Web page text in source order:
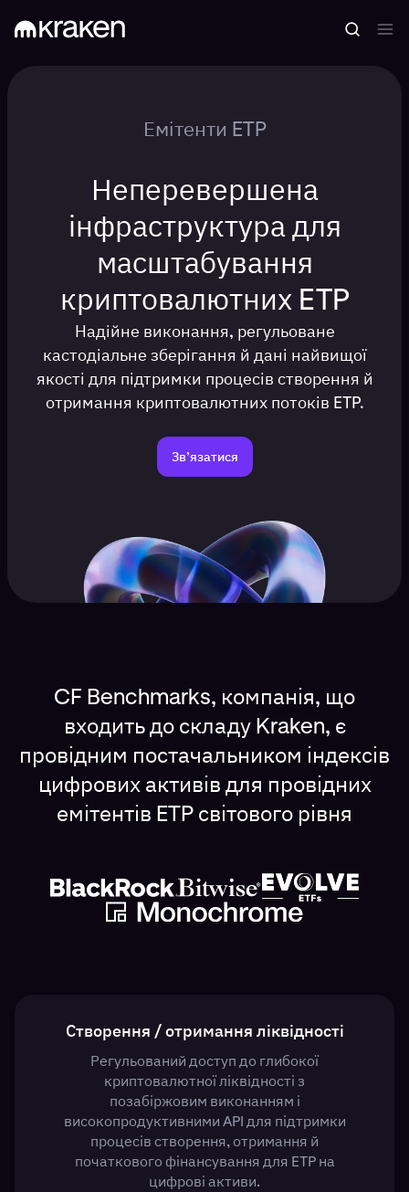
Емітенти ETP
Неперевершена
інфраструктура для
масштабування
криптовалютних ETP
Надійне виконання, регульоване
кастодіальне зберігання й дані найвищої
якості для підтримки процесів створення й
отримання криптовалютних потоків ETP.
Зв’язатися
CF Benchmarks, компанія, що
входить до складу Kraken, є
провідним постачальником індексів
цифрових активів для провідних
емітентів ETP світового рівня
Створення / отримання ліквідності
Регульований доступ до глибокої
криптовалютної ліквідності з
позабіржовим виконанням і
високопродуктивними API для підтримки
процесів створення, отримання й
початкового фінансування для ETP на
цифрові активи.